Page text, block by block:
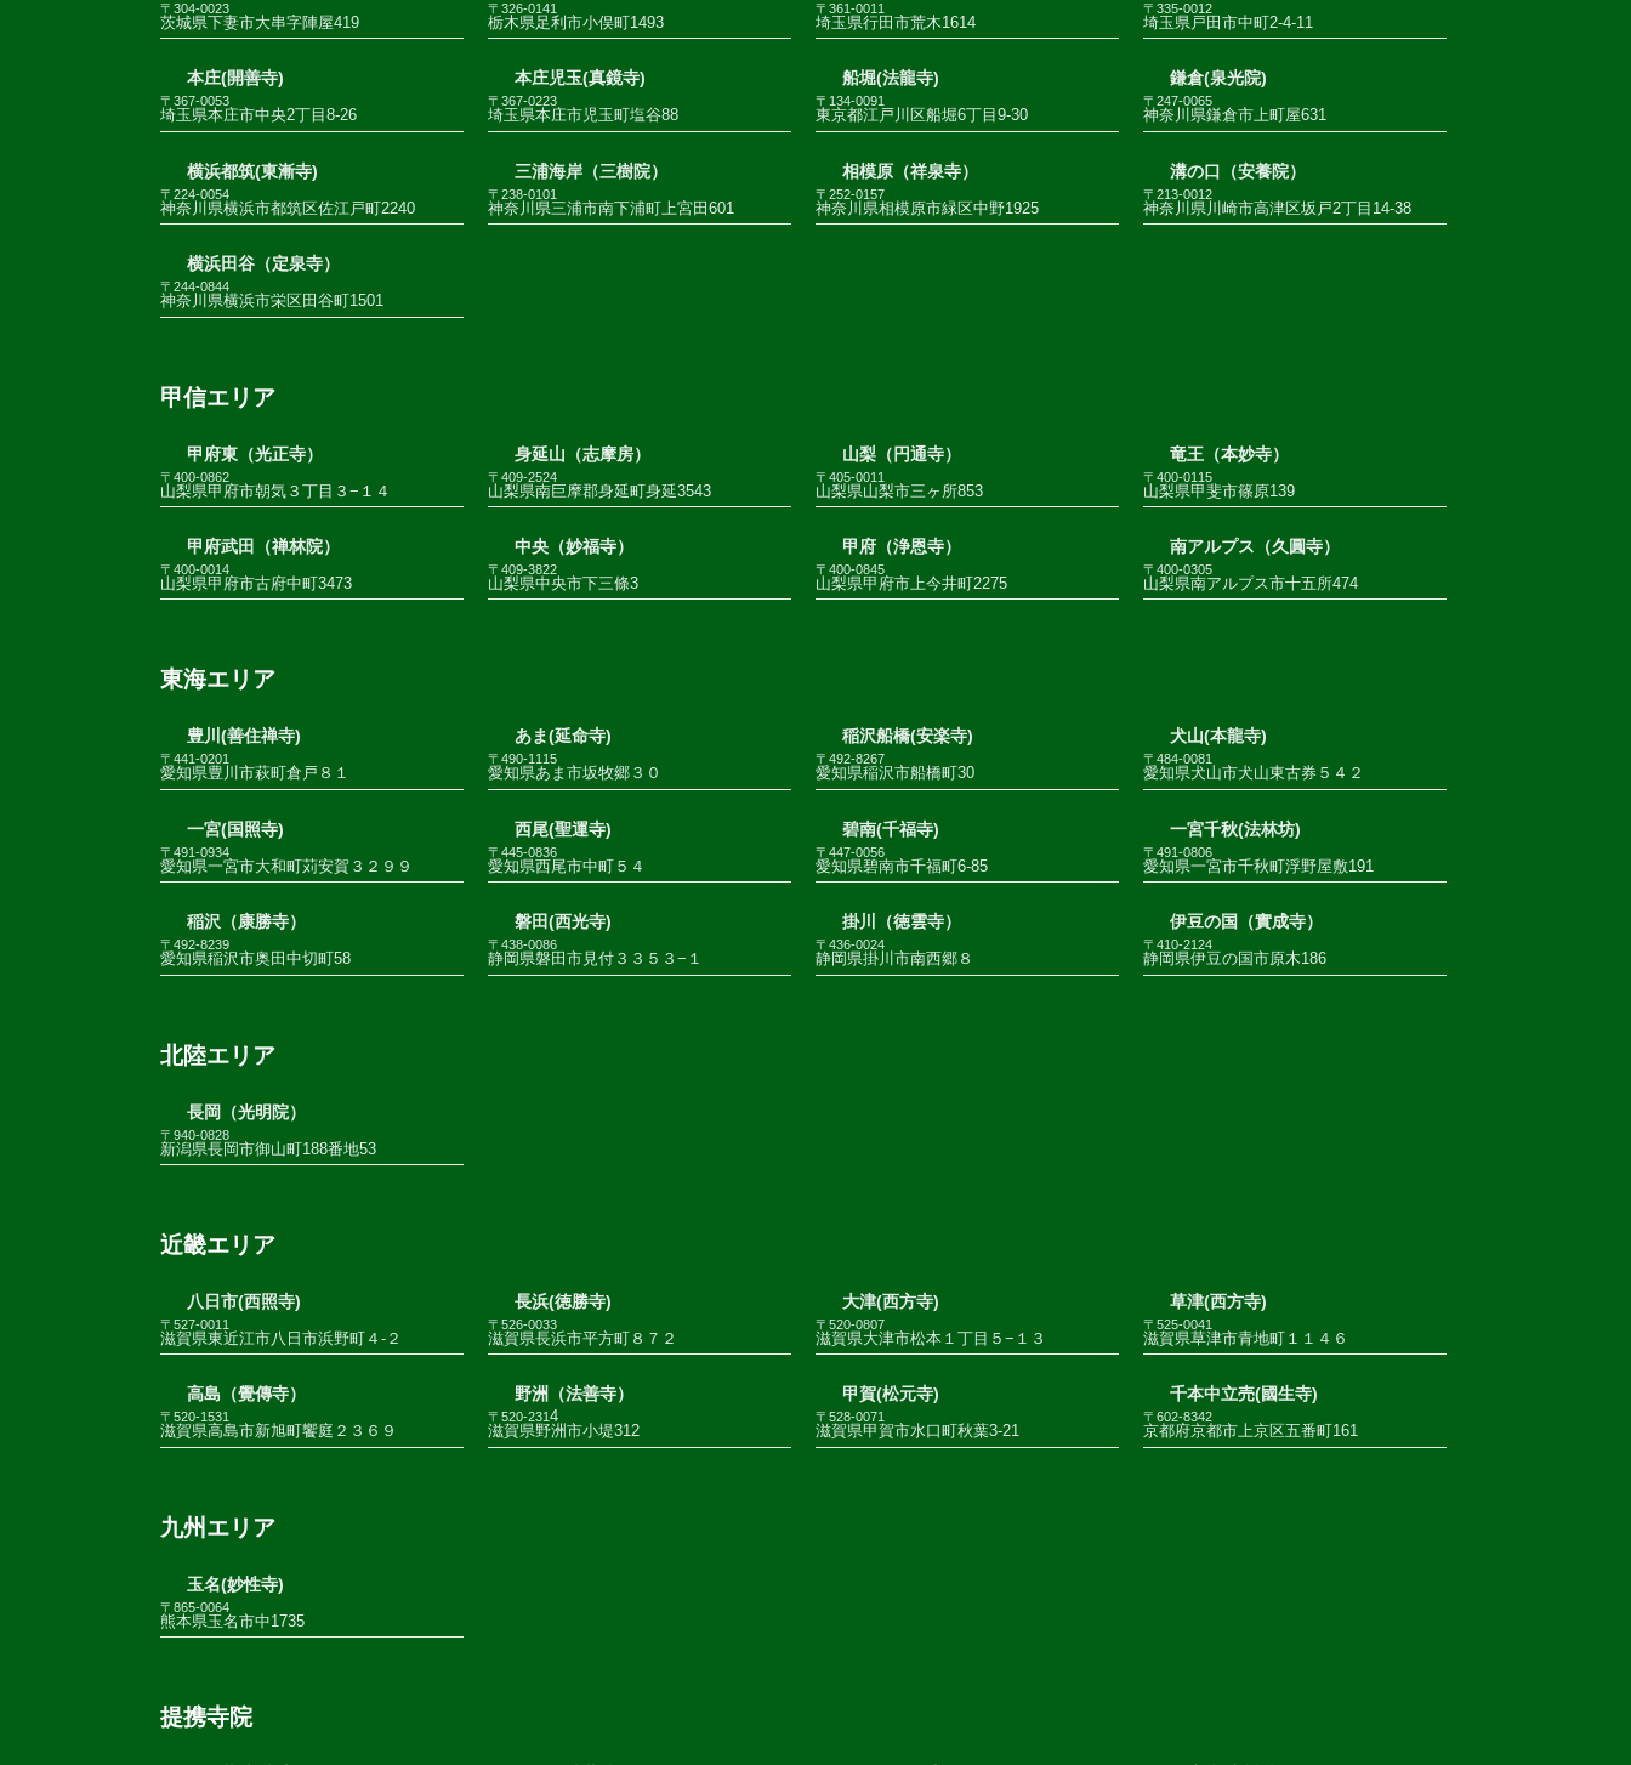
〒304-0023
茨城県下妻市大串字陣屋419
〒326-0141
栃木県足利市小俣町1493
〒361-0011
埼玉県行田市荒木1614
〒335-0012
埼玉県戸田市中町2-4-11
本庄(開善寺)
〒367-0053
埼玉県本庄市中央2丁目8-26
本庄児玉(真鏡寺)
〒367-0223
埼玉県本庄市児玉町塩谷88
船堀(法龍寺)
〒134-0091
東京都江戸川区船堀6丁目9-30
鎌倉(泉光院)
〒247-0065
神奈川県鎌倉市上町屋631
横浜都筑(東漸寺)
〒224-0054
神奈川県横浜市都筑区佐江戸町2240
三浦海岸（三樹院）
〒238-0101
神奈川県三浦市南下浦町上宮田601
相模原（祥泉寺）
〒252-0157
神奈川県相模原市緑区中野1925
溝の口（安養院）
〒213-0012
神奈川県川崎市高津区坂戸2丁目14-38
横浜田谷（定泉寺）
〒244-0844
神奈川県横浜市栄区田谷町1501
甲信エリア
甲府東（光正寺）
〒400-0862
山梨県甲府市朝気３丁目３−１４
身延山（志摩房）
〒409-2524
山梨県南巨摩郡身延町身延3543
山梨（円通寺）
〒405-0011
山梨県山梨市三ヶ所853
竜王（本妙寺）
〒400-0115
山梨県甲斐市篠原139
甲府武田（禅林院）
〒400-0014
山梨県甲府市古府中町3473
中央（妙福寺）
〒409-3822
山梨県中央市下三條3
甲府（浄恩寺）
〒400-0845
山梨県甲府市上今井町2275
南アルプス（久圓寺）
〒400-0305
山梨県南アルプス市十五所474
東海エリア
豊川(善住禅寺)
〒441-0201
愛知県豊川市萩町倉戸８１
あま(延命寺)
〒490-1115
愛知県あま市坂牧郷３０
稲沢船橋(安楽寺)
〒492-8267
愛知県稲沢市船橋町30
犬山(本龍寺)
〒484-0081
愛知県犬山市犬山東古券５４２
一宮(国照寺)
〒491-0934
愛知県一宮市大和町苅安賀３２９９
西尾(聖運寺)
〒445-0836
愛知県西尾市中町５４
碧南(千福寺)
〒447-0056
愛知県碧南市千福町6-85
一宮千秋(法林坊)
〒491-0806
愛知県一宮市千秋町浮野屋敷191
稲沢（康勝寺）
〒492-8239
愛知県稲沢市奥田中切町58
磐田(西光寺)
〒438-0086
静岡県磐田市見付３３５３−１
掛川（徳雲寺）
〒436-0024
静岡県掛川市南西郷８
伊豆の国（實成寺）
〒410-2124
静岡県伊豆の国市原木186
北陸エリア
長岡（光明院）
〒940-0828
新潟県長岡市御山町188番地53
近畿エリア
八日市(西照寺)
〒527-0011
滋賀県東近江市八日市浜野町４-２
長浜(徳勝寺)
〒526-0033
滋賀県長浜市平方町８７２
大津(西方寺)
〒520-0807
滋賀県大津市松本１丁目５−１３
草津(西方寺)
〒525-0041
滋賀県草津市青地町１１４６
高島（覺傳寺）
〒520-1531
滋賀県高島市新旭町饗庭２３６９
野洲（法善寺）
〒520-231 4
滋賀県野洲市小堤312
甲賀(松元寺)
〒528-0071
滋賀県甲賀市水口町秋葉3-21
千本中立売(國生寺)
〒602-8342
京都府京都市上京区五番町161
九州エリア
玉名(妙性寺)
〒865-0064
熊本県玉名市中1735
提携寺院